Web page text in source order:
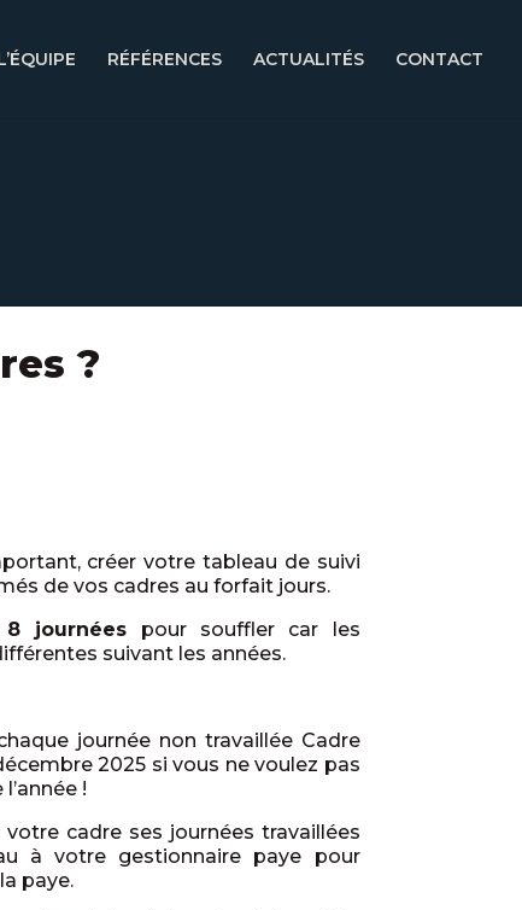
RÉFÉRENCES ACTUALITÉS CONTACT
?
créer votre tableau de suivi
de vos cadres au forfait jours.
8 journées pour souffler car les
suivant les années.
journée non travaillée Cadre
2025 si vous ne voulez pas
!
cadre ses journées travaillées
à votre gestionnaire paye pour
paye.